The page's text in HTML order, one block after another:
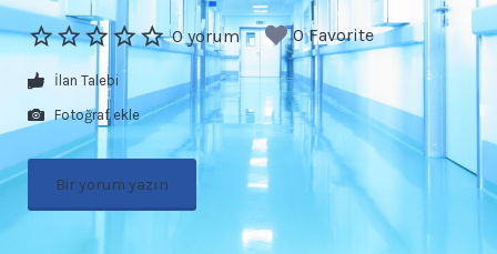
0 yorum 0 Favorite
İlan Talebi
Fotoğraf ekle
Bir yorum yazın